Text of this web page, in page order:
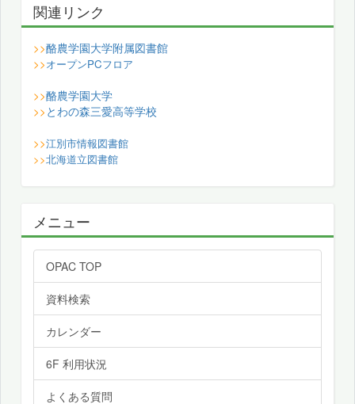
関連リンク
>>酪農学園大学附属図書館
>>オープンPCフロア
>>酪農学園大学
>> とわの森三愛高等学校
>>江別市情報図書館
>>北海道立図書館
メニュー
OPAC TOP
資料検索
カレンダー
6F 利用状況
よくある質問